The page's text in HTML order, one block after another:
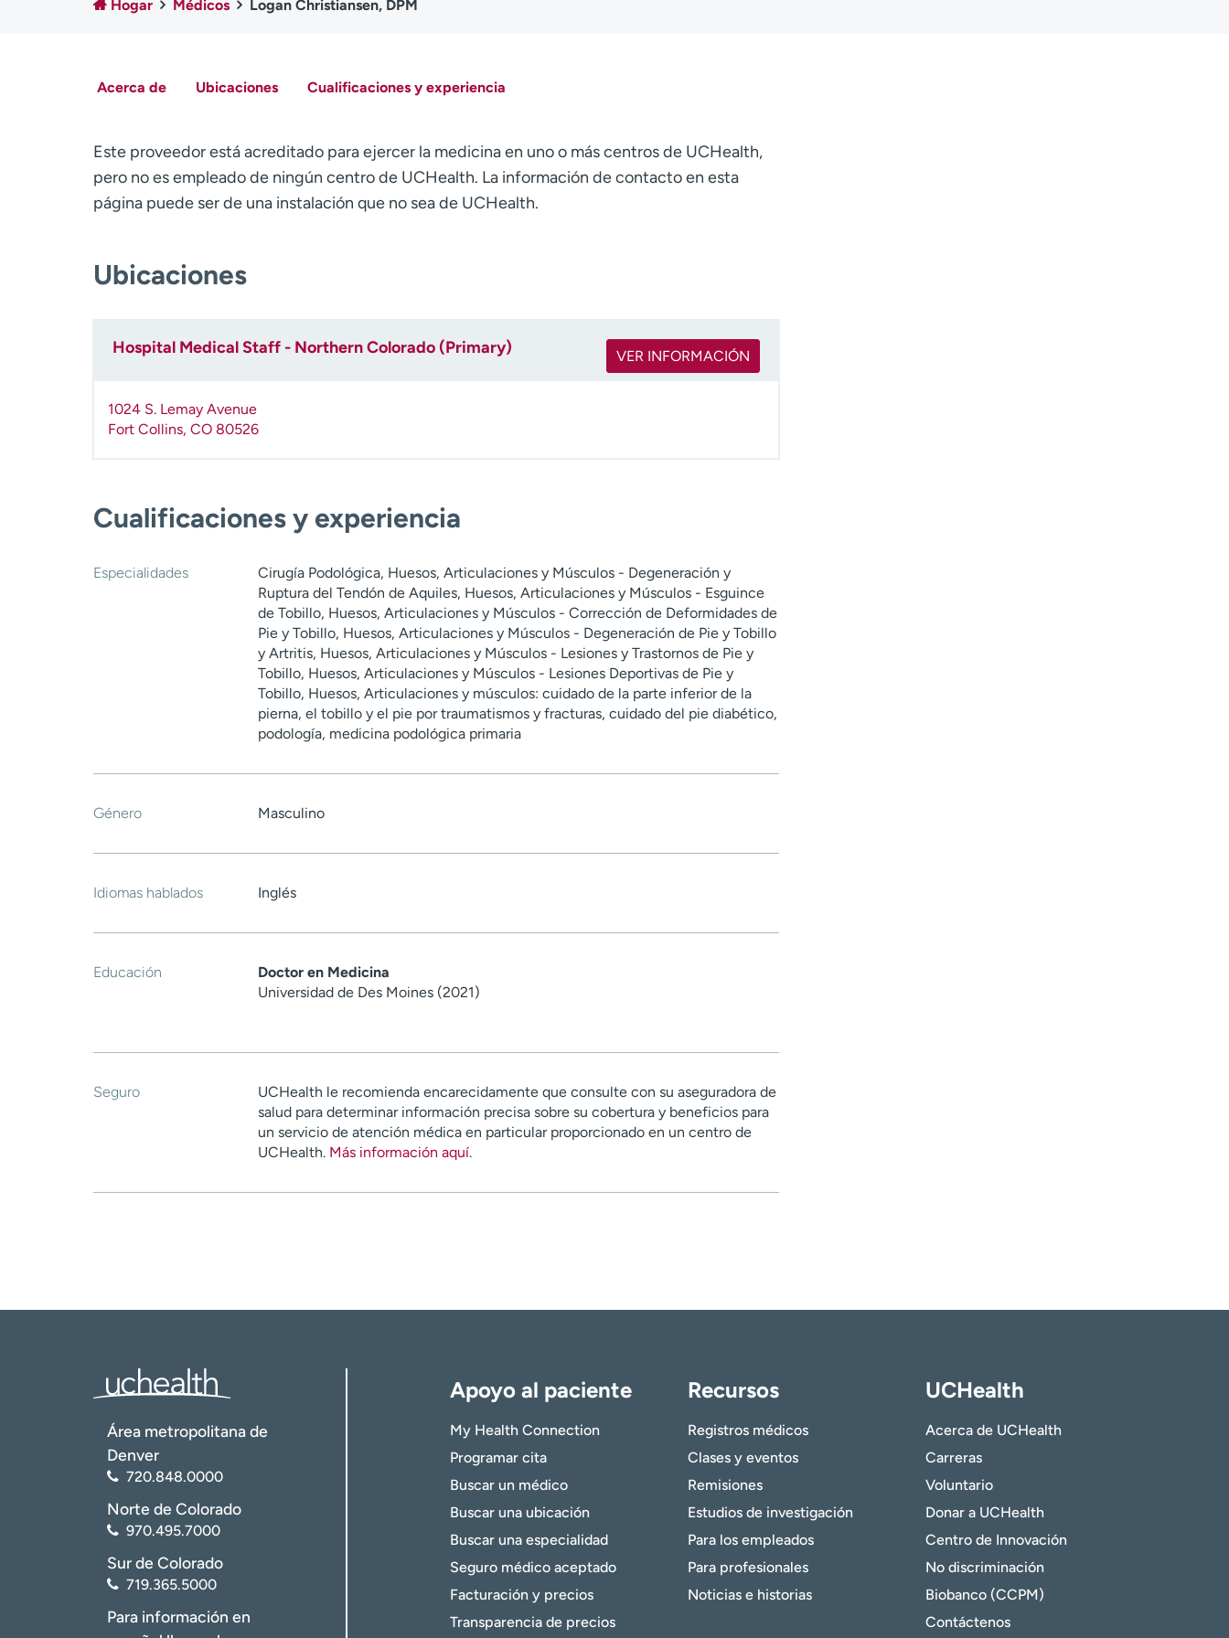
Hogar Médicos Logan Christiansen, DPM
Acerca de Ubicaciones Cualificaciones y experiencia
Este proveedor está acreditado para ejercer la medicina en uno o más centros de UCHealth,
pero no es empleado de ningún centro de UCHealth. La información de contacto en esta
página puede ser de una instalación que no sea de UCHealth.
Ubicaciones
Hospital Medical Staff - Northern Colorado (Primary) VER INFORMACIÓN
1024 S. Lemay Avenue
Fort Collins, CO 80526
Cualificaciones y experiencia
Especialidades
Cirugía Podológica, Huesos, Articulaciones y Músculos - Degeneración y
Ruptura del Tendón de Aquiles, Huesos, Articulaciones y Músculos - Esguince
de Tobillo, Huesos, Articulaciones y Músculos - Corrección de Deformidades de
Pie y Tobillo, Huesos, Articulaciones y Músculos - Degeneración de Pie y Tobillo
y Artritis, Huesos, Articulaciones y Músculos - Lesiones y Trastornos de Pie y
Tobillo, Huesos, Articulaciones y Músculos - Lesiones Deportivas de Pie y
Tobillo, Huesos, Articulaciones y músculos: cuidado de la parte inferior de la
pierna, el tobillo y el pie por traumatismos y fracturas, cuidado del pie diabético,
podología, medicina podológica primaria
Género Masculino
Idiomas hablados Inglés
Educación
Doctor en Medicina
Universidad de Des Moines (2021)
Seguro
UCHealth le recomienda encarecidamente que consulte con su aseguradora de
salud para determinar información precisa sobre su cobertura y beneficios para
un servicio de atención médica en particular proporcionado en un centro de
UCHealth. Más información aquí.
Área metropolitana de
Denver
720.848.0000
Norte de Colorado
970.495.7000
Sur de Colorado
719.365.5000
Para información en
Apoyo al paciente
My Health Connection
Programar cita
Buscar un médico
Buscar una ubicación
Buscar una especialidad
Seguro médico aceptado
Facturación y precios
Transparencia de precios
Recursos
Registros médicos
Clases y eventos
Remisiones
Estudios de investigación
Para los empleados
Para profesionales
Noticias e historias
UCHealth
Acerca de UCHealth
Carreras
Voluntario
Donar a UCHealth
Centro de Innovación
No discriminación
Biobanco (CCPM)
Contáctenos